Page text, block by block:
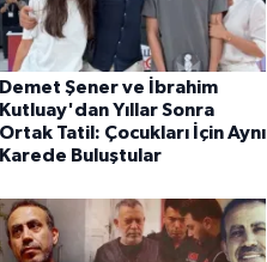
Demet Şener ve İbrahim
Kutluay'dan Yıllar Sonra
Ortak Tatil: Çocukları İçin Aynı
Karede Buluştular